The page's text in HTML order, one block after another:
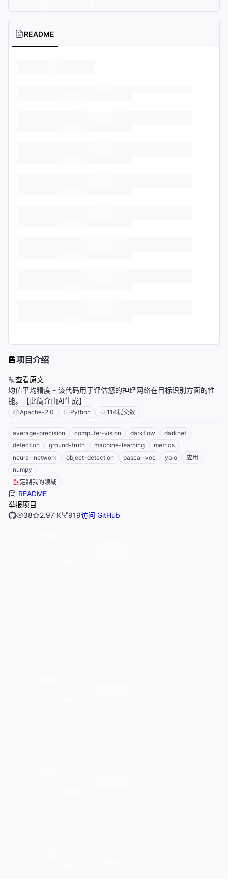
README
项目介绍
查看原文
均值平均精度 - 该代码用于评估您的神经网络在目标识别方面的性
能。【此简介由AI生成】
Apache-2.0 Python 114提交数
average-precision computer-vision darkflow
darknet
detection
ground-truth machine-learning
metrics
neural-network
object-detection pascal-voc yolo
应用
numpy
定制我的领域
README
举报项目
38
2.97 K 919访问 GitHub